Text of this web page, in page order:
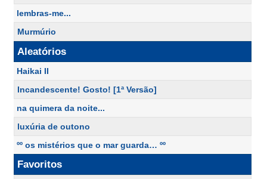
lembras-me...
Murmúrio
Aleatórios
Haikai II
Incandescente! Gosto! [1ª Versão]
na quimera da noite...
luxúria de outono
ºº os mistérios que o mar guarda… ºº
Favoritos